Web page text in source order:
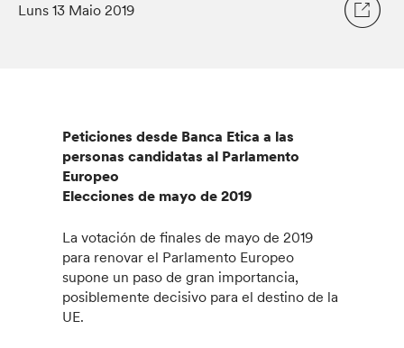
Luns 13 Maio 2019
Peticiones desde Banca Etica a las
personas candidatas al Parlamento
Europeo
Elecciones de mayo de 2019
La votación de finales de mayo de 2019
para renovar el Parlamento Europeo
supone un paso de gran importancia,
posiblemente decisivo para el destino de la
UE.